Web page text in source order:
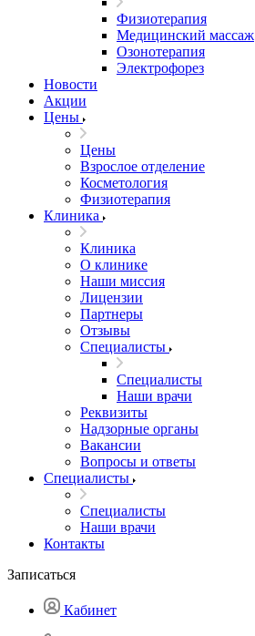
Физиотерапия
Медицинский массаж
Озонотерапия
Электрофорез
Новости
Акции
Цены
Цены
Взрослое отделение
Косметология
Физиотерапия
Клиника
Клиника
О клинике
Наши миссия
Лицензии
Партнеры
Отзывы
Специалисты
Специалисты
Наши врачи
Реквизиты
Надзорные органы
Вакансии
Вопросы и ответы
Специалисты
Специалисты
Наши врачи
Контакты
Записаться
Кабинет